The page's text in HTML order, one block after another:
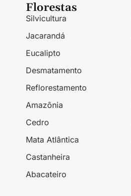
Florestas
Silvicultura
Jacarandá
Eucalipto
Desmatamento
Reflorestamento
Amazônia
Cedro
Mata Atlântica
Castanheira
Abacateiro